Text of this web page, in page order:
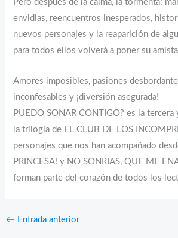
Pero después de la calma, la tormenta:
envidias, reencuentros inesperados,
nuevos personajes y la reaparición de
para todos ellos volverá a poner su
Amores imposibles, pasiones
inconfesables y ¡diversión asegurada!
PUEDO SONAR CONTIGO? es la
la trilogía de EL CLUB DE LOS
personajes que nos han acompañado
PRINCESA! y NO SONRIAS, QUE ME
forman parte del corazón de todos los
← Entrada anterior